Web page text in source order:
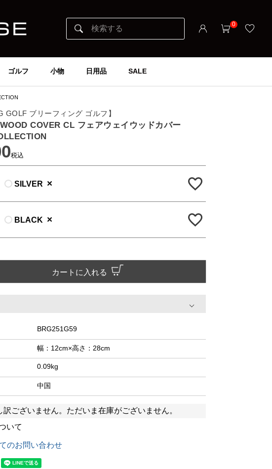
0
ゴルフ 小物 日用品 SALE
GOLF ブリーフィング ゴルフ】
COVER CL フェアウェイウッドカバー
税込
SILVER ×
BLACK ×
カートに入れる
BRG251G59
幅：12cm×高さ：28cm
0.09kg
中国
訳ございません。ただいま在庫がございません。
いて
のお問い合わせ